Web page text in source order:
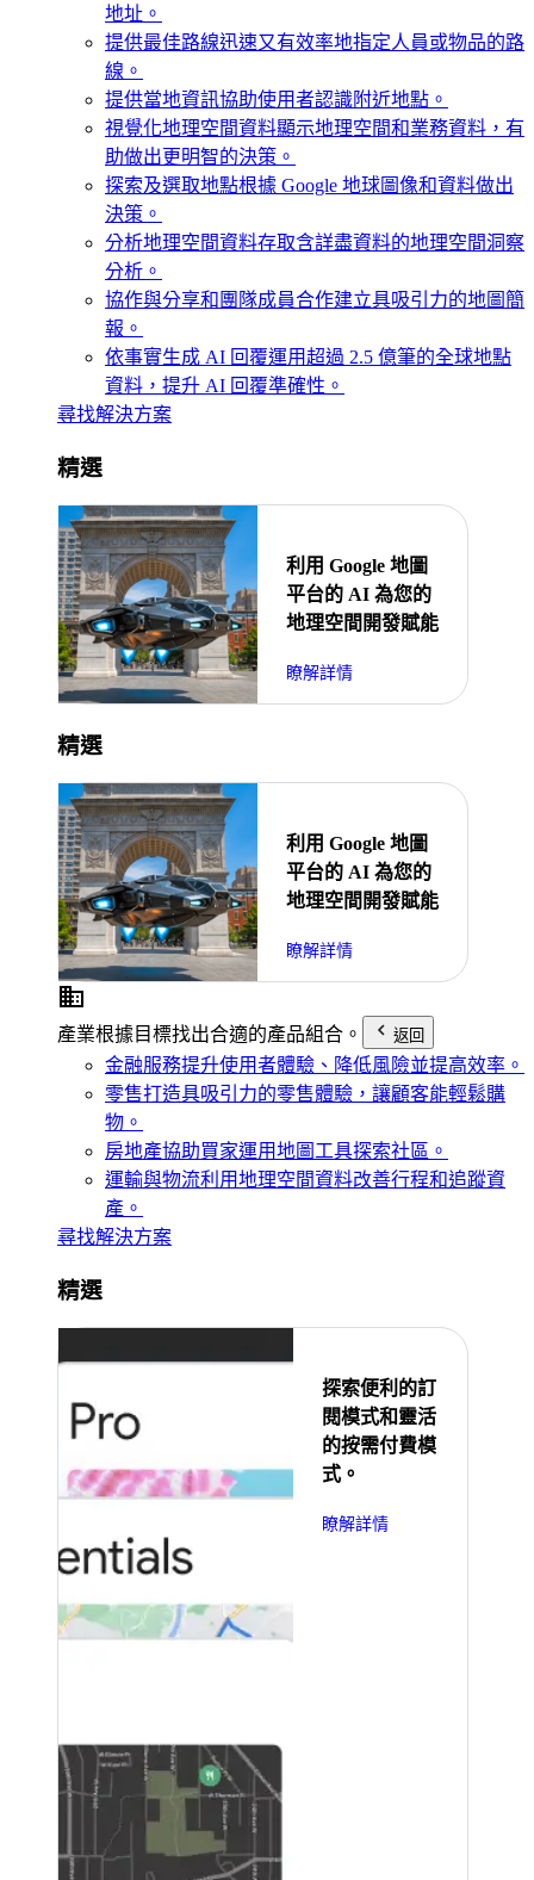
地址。
提供最佳路線迅速又有效率地指定人員或物品的路
線。
提供當地資訊協助使用者認識附近地點。
視覺化地理空間資料顯示地理空間和業務資料，有
助做出更明智的決策。
探索及選取地點根據 Google 地球圖像和資料做出
決策。
分析地理空間資料存取含詳盡資料的地理空間洞察
分析。
協作與分享和團隊成員合作建立具吸引力的地圖簡
報。
依事實生成 AI 回覆運用超過 2.5 億筆的全球地點
資料，提升 AI 回覆準確性。
尋找解決方案
精選
利用 Google 地圖
平台的 AI 為您的
地理空間開發賦能
瞭解詳情
精選
利用 Google 地圖
平台的 AI 為您的
地理空間開發賦能
瞭解詳情
產業根據目標找出合適的產品組合。 返回
金融服務提升使用者體驗、降低風險並提高效率。
零售打造具吸引力的零售體驗，讓顧客能輕鬆購
物。
房地產協助買家運用地圖工具探索社區。
運輸與物流利用地理空間資料改善行程和追蹤資
產。
尋找解決方案
精選
探索便利的訂
閱模式和靈活
的按需付費模
式。
瞭解詳情